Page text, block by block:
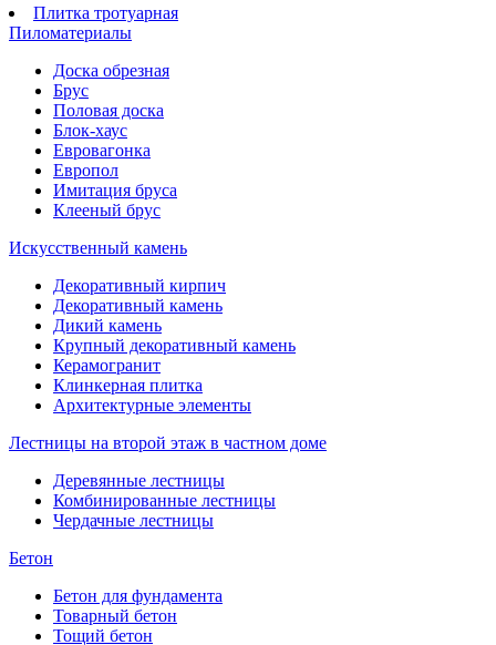
Плитка тротуарная
Пиломатериалы
Доска обрезная
Брус
Половая доска
Блок-хаус
Евровагонка
Европол
Имитация бруса
Клееный брус
Искусственный камень
Декоративный кирпич
Декоративный камень
Дикий камень
Крупный декоративный камень
Керамогранит
Клинкерная плитка
Архитектурные элементы
Лестницы на второй этаж в частном доме
Деревянные лестницы
Комбинированные лестницы
Чердачные лестницы
Бетон
Бетон для фундамента
Товарный бетон
Тощий бетон